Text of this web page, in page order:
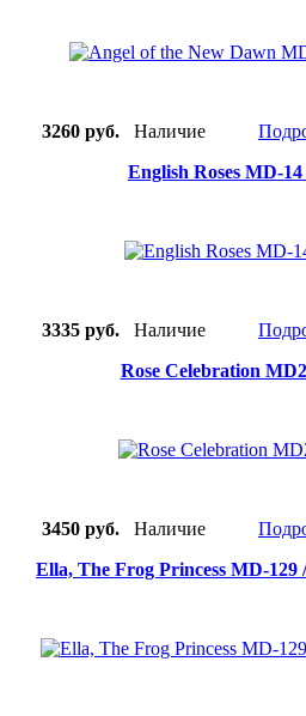
3260 руб. Наличие
English Roses MD-
3335 руб. Наличие
Rose Celebration
3450 руб. Наличие
Ella, The Frog Princess MD-